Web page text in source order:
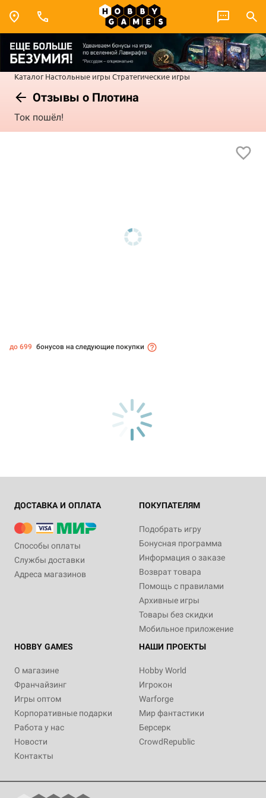
Каталог Настольные игры Стратегические игры
Отзывы о Плотина
Ток пошёл!
до 699 бонусов на следующие покупки
ДОСТАВКА И ОПЛАТА
Способы оплаты
Службы доставки
Адреса магазинов
ПОКУПАТЕЛЯМ
Подобрать игру
Бонусная программа
Информация о заказе
Возврат товара
Помощь с правилами
Архивные игры
Товары без скидки
Мобильное приложение
HOBBY GAMES
О магазине
Франчайзинг
Игры оптом
Корпоративные подарки
Работа у нас
Новости
Контакты
НАШИ ПРОЕКТЫ
Hobby World
Игрокон
Warforge
Мир фантастики
Берсерк
CrowdRepublic